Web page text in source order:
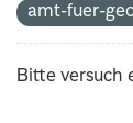
amt-fuer-
Bitte versuch